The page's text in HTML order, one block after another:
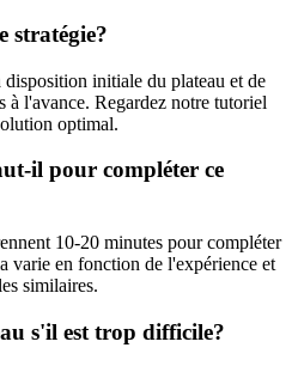
stratégie?
initiale du plateau et de
à l'avance. Regardez notre tutoriel
optimal.
il pour compléter ce
10-20 minutes pour compléter
varie en fonction de l'expérience et
similaires.
s'il est trop difficile?